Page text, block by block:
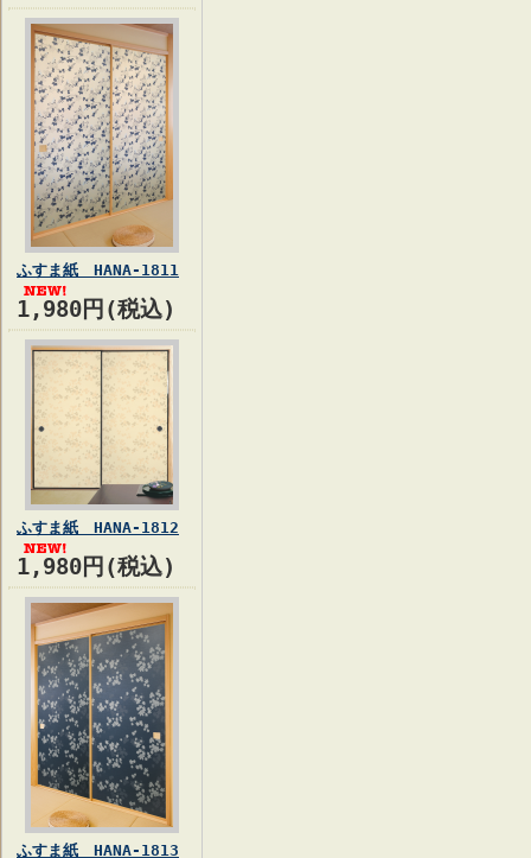
ふすま紙 HANA-1811
1,980円(税込)
ふすま紙 HANA-1812
1,980円(税込)
ふすま紙 HANA-1813